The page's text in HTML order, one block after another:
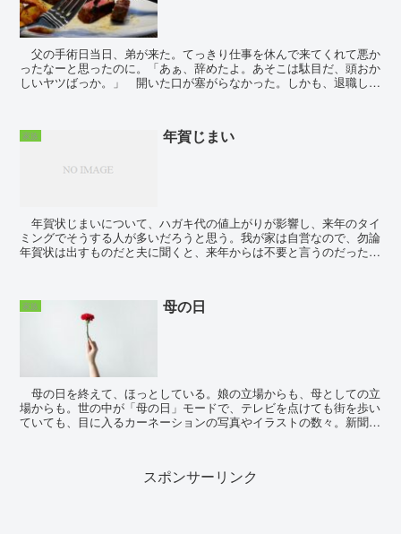
父の手術日当日、弟が来た。てっきり仕事を休んで来てくれて悪か
ったなーと思ったのに。「あぁ、辞めたよ。あそこは駄目だ、頭おか
しいヤツばっか。」 開いた口が塞がらなかった。しかも、退職した
家族 年賀じまい
年賀状じまいについて、ハガキ代の値上がりが影響し、来年のタイ
ミングでそうする人が多いだろうと思う。我が家は自営なので、勿論
年賀状は出すものだと夫に聞くと、来年からは不要と言うのだった。
家族 母の日
母の日を終えて、ほっとしている。娘の立場からも、母としての立
場からも。世の中が「母の日」モードで、テレビを点けても街を歩い
ていても、目に入るカーネーションの写真やイラストの数々。新聞チ
スポンサーリンク